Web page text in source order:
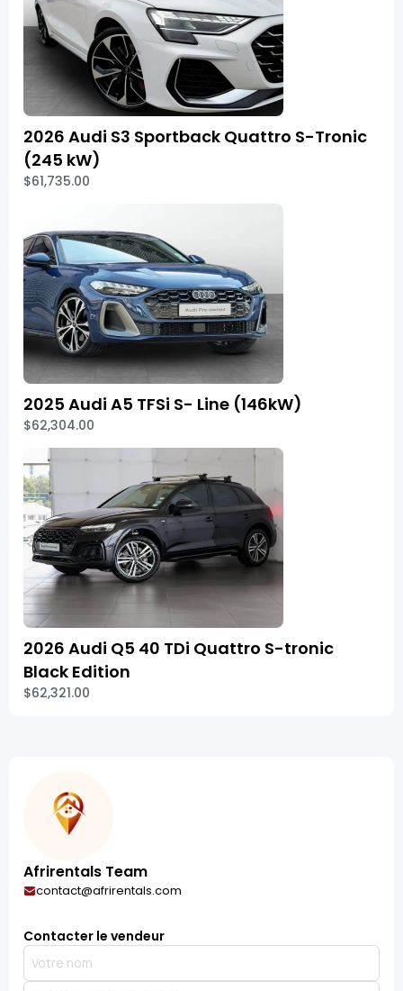
2026 Audi S3 Sportback Quattro S-Tronic
(245 kW)
$61,735.00
2025 Audi A5 TFSi S- Line (146kW)
$62,304.00
2026 Audi Q5 40 TDi Quattro S-tronic
Black Edition
$62,321.00
Afrirentals Team
contact@afrirentals.com
Contacter le vendeur